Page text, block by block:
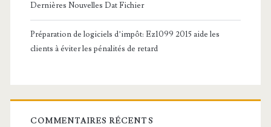
Dernières Nouvelles Dat Fichier
Préparation de logiciels d’impôt: Ez1099 2015 aide les
clients à éviter les pénalités de retard
COMMENTAIRES RÉCENTS